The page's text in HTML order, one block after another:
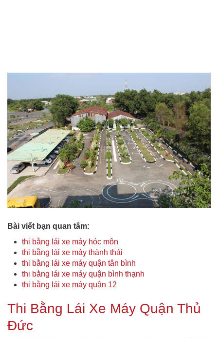
Bài viết bạn quan tâm:
thi bằng lái xe máy hóc môn
thi bằng lái xe máy thành thái
thi bằng lái xe máy quận tân bình
thi bằng lái xe máy quận bình thạnh
thi bằng lái xe máy quận 12
Thi Bằng Lái Xe Máy Quận Thủ
Đức